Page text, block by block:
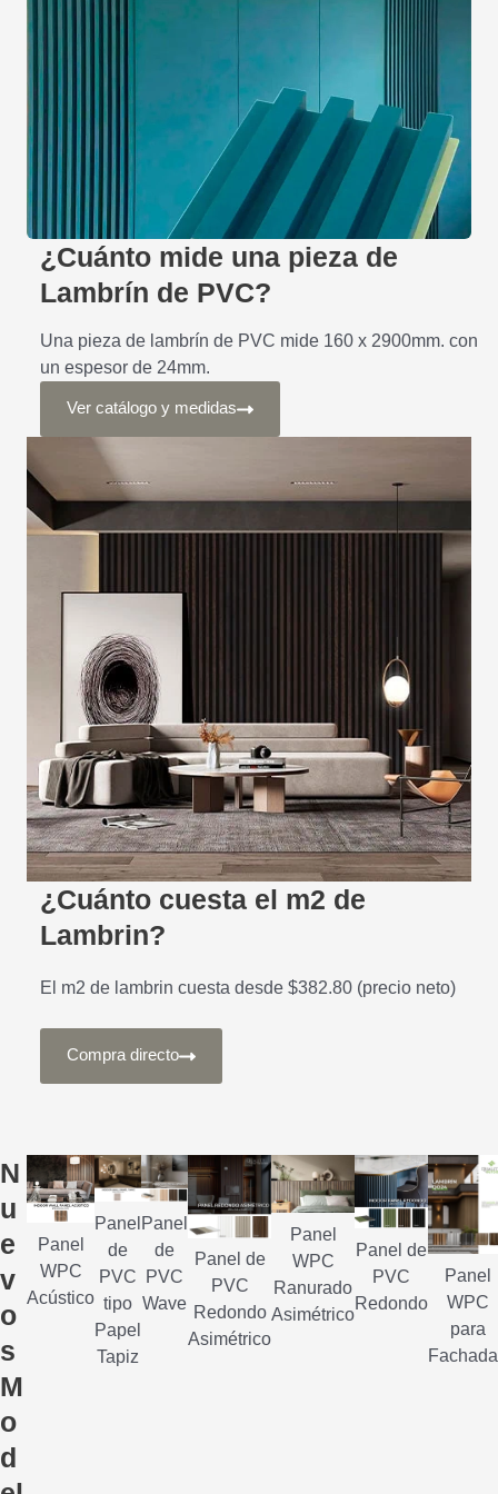
¿Cuánto mide una pieza de
Lambrín de PVC?
Una pieza de lambrín de PVC mide 160 x 2900mm. con
un espesor de 24mm.
Ver catálogo y medidas
¿Cuánto cuesta el m2 de
Lambrin?
El m2 de lambrin cuesta desde $382.80 (precio neto)
Compra directo
N
u
e
v
o
s
M
o
d
Panel
WPC
Acústico
Panel
de
PVC
tipo
Papel
Tapiz
Panel
de
PVC
Wave
Panel de
PVC
Redondo
Asimétrico
Panel
WPC
Ranurado
Asimétrico
Panel de
PVC
Redondo
Panel
WPC
para